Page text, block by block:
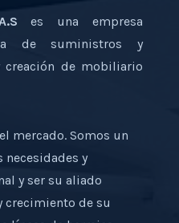
es una empresa
de suministros y
de mobiliario
mercado. Somos un
necesidades y
y ser su aliado
crecimiento de su